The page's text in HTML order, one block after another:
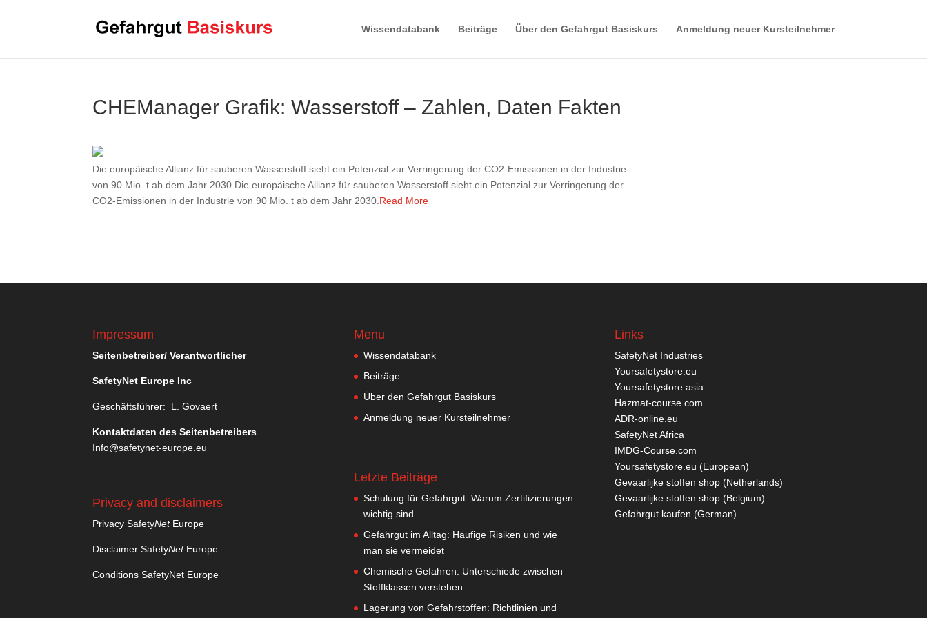
Wissendatabank Beiträge Über den Gefahrgut Basiskurs Anmeldung neuer Kursteilnehmer
CHEManager Grafik: Wasserstoff – Zahlen, Daten Fakten
Die europäische Allianz für sauberen Wasserstoff sieht ein Potenzial zur Verringerung der CO2-Emissionen in der Industrie
von 90 Mio. t ab dem Jahr 2030.Die europäische Allianz für sauberen Wasserstoff sieht ein Potenzial zur Verringerung der
CO2-Emissionen in der Industrie von 90 Mio. t ab dem Jahr 2030. Read More
Impressum
Seitenbetreiber/ Verantwortlicher
SafetyNet Europe Inc
Geschäftsführer: L. Govaert
Kontaktdaten des Seitenbetreibers
Info@safetynet-europe.eu
Privacy and disclaimers
Privacy SafetyNetEurope
Disclaimer SafetyNetEurope
Conditions SafetyNet Europe
Menu
Wissendatabank
Beiträge
Über den Gefahrgut Basiskurs
Anmeldung neuer Kursteilnehmer
Letzte Beiträge
Schulung für Gefahrgut: Warum Zertifizierungen
wichtig sind
Gefahrgut im Alltag: Häufige Risiken und wie
man sie vermeidet
Chemische Gefahren: Unterschiede zwischen
Stoffklassen verstehen
Lagerung von Gefahrstoffen: Richtlinien und
Links
SafetyNet Industries
Yoursafetystore.eu
Yoursafetystore.asia
Hazmat-course.com
ADR-online.eu
SafetyNet Africa
IMDG-Course.com
Yoursafetystore.eu (European)
Gevaarlijke stoffen shop (Netherlands)
Gevaarlijke stoffen shop (Belgium)
Gefahrgut kaufen (German)